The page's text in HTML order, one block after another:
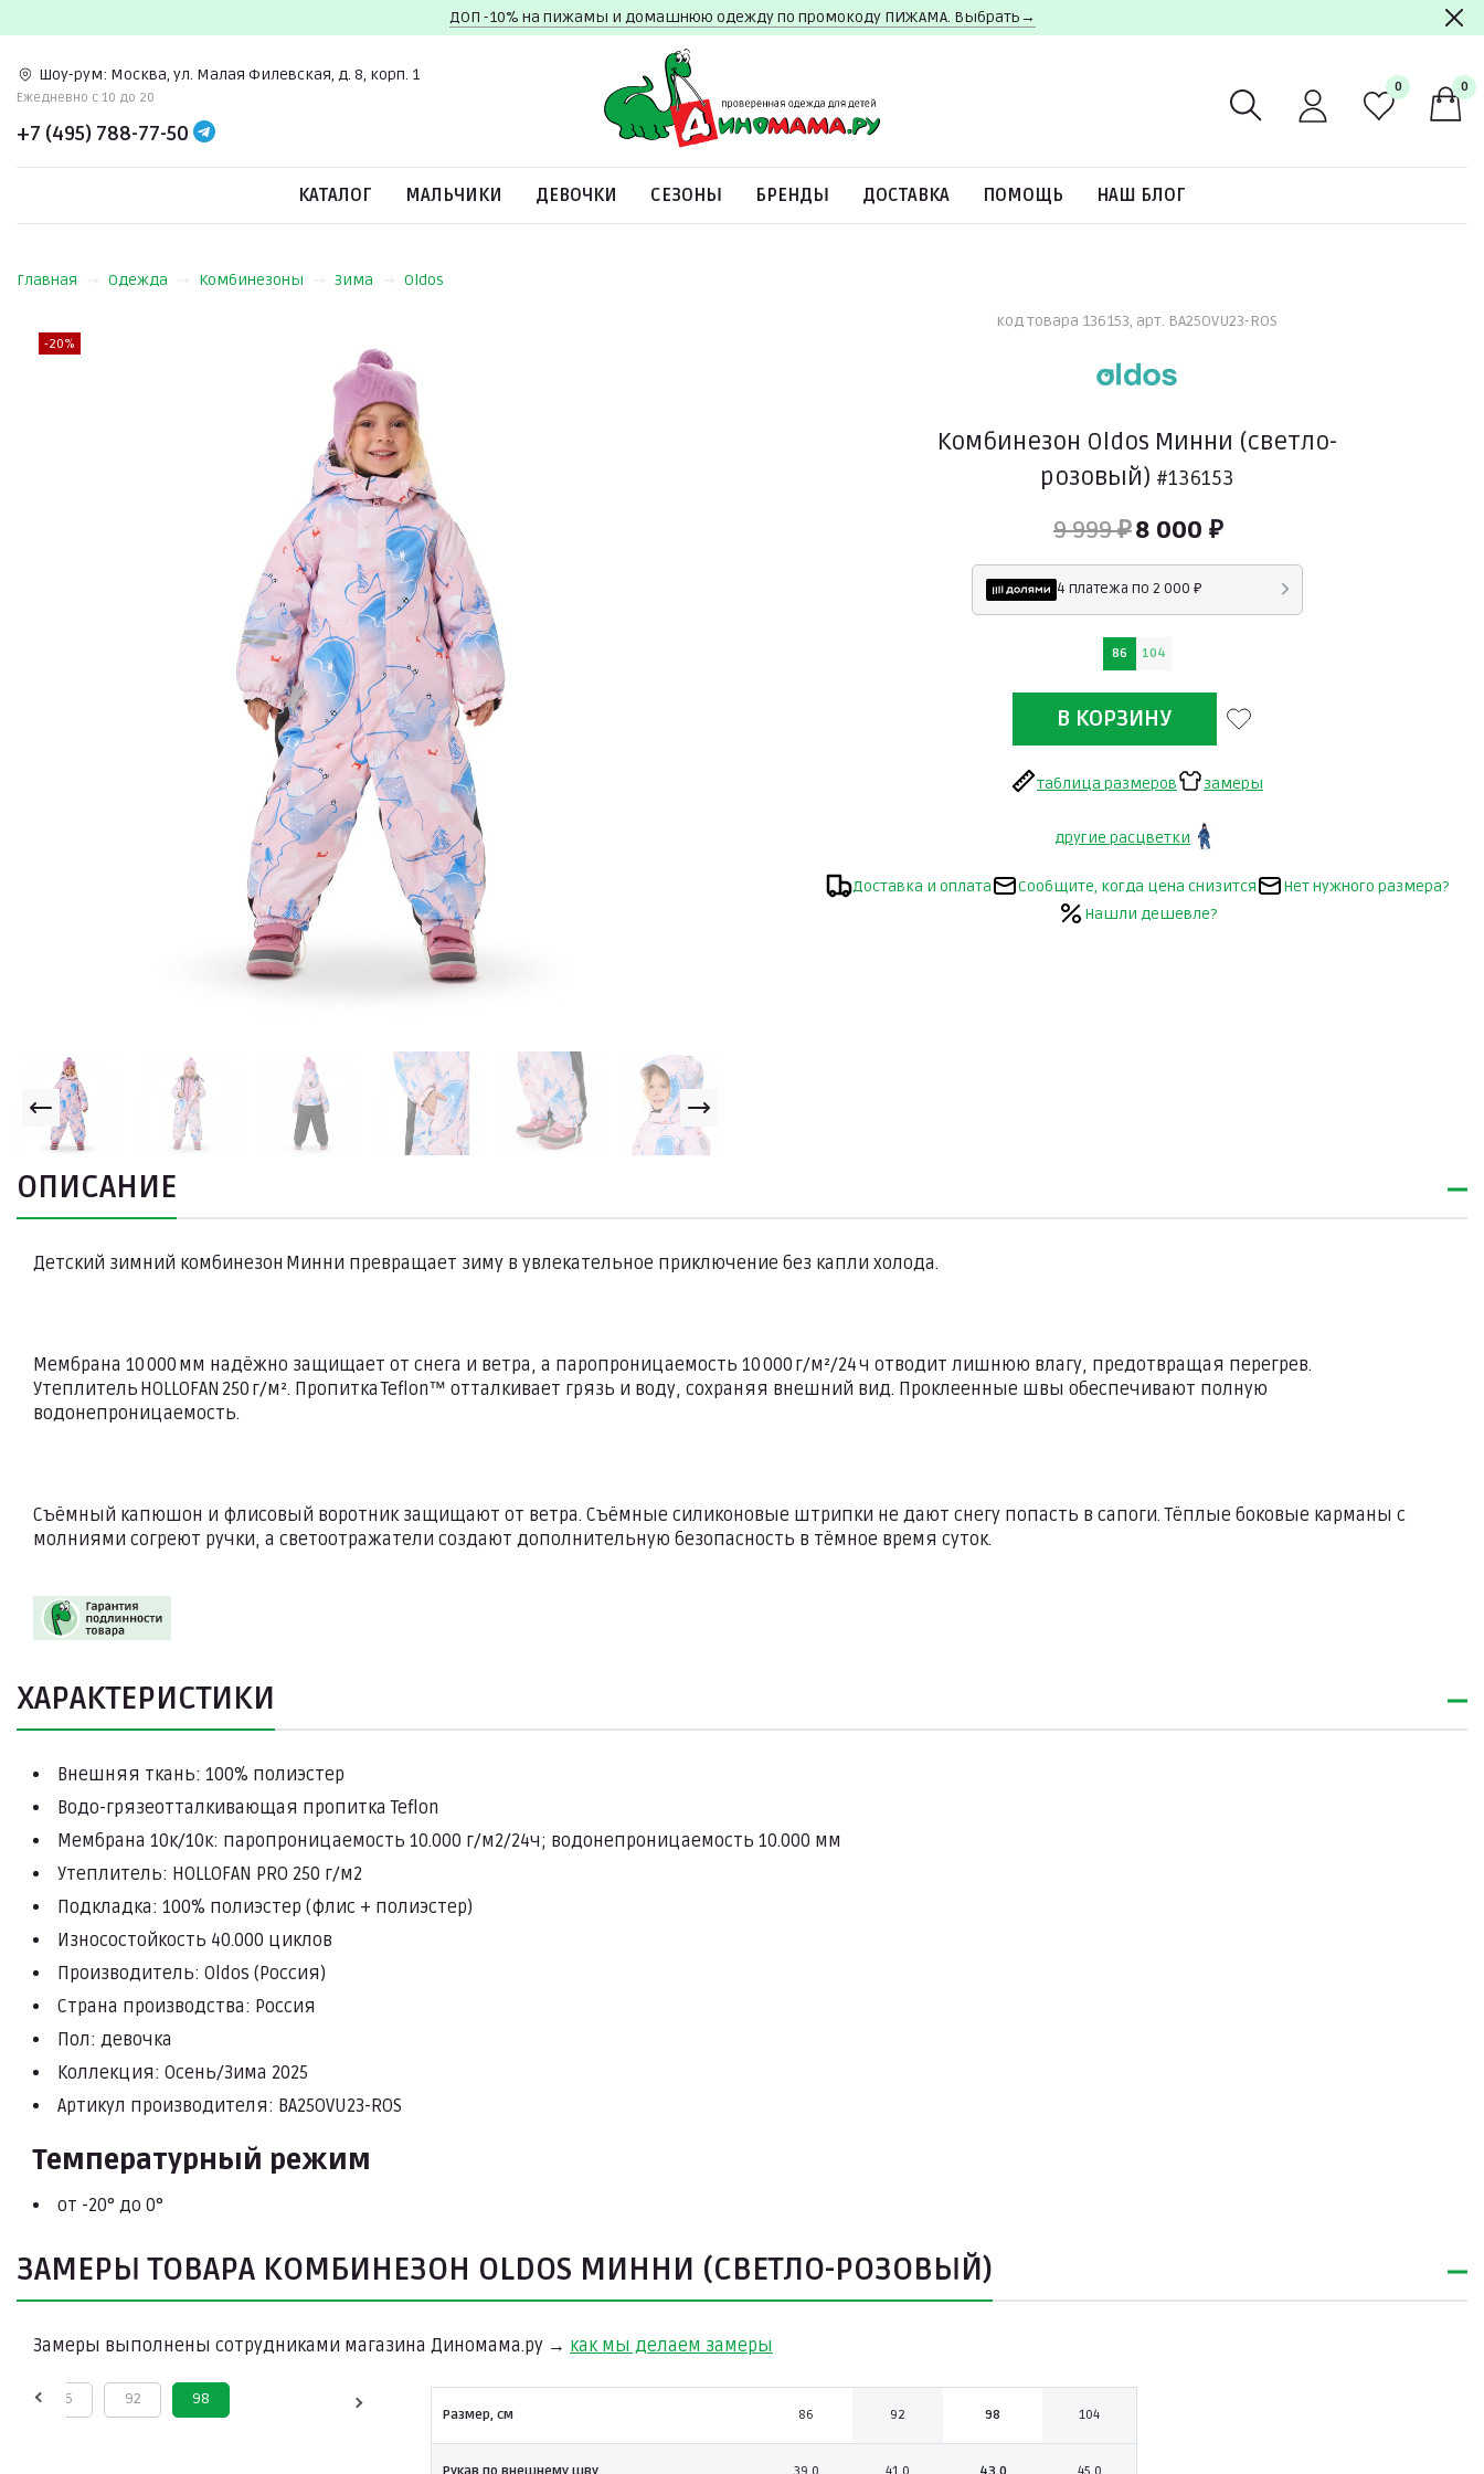
ДОП -10% на пижамы и домашнюю одежду по промокоду ПИЖАМА. Выбрать→
Шоу-рум: Москва, ул. Малая Филевская, д. 8, корп. 1
Ежедневно c 10 до 20
+7 (495) 788-77-50
0 0
КАТАЛОГ МАЛЬЧИКИ ДЕВОЧКИ СЕЗОНЫ БРЕНДЫ ДОСТАВКА ПОМОЩЬ НАШ БЛОГ
Главная Одежда Комбинезоны Зима Oldos
-20%
код товара 136153, арт. BA25OVU23-ROS
Комбинезон Oldos Минни (светло-
розовый) #136153
9 999 ₽8 000 ₽
4 платежа по 2 000 ₽
86 104
таблица размеров замеры
другие расцветки
Доставка и оплата Сообщите, когда цена снизится
Нет нужного размера?
Нашли дешевле?
ОПИСАНИЕ
Детский зимний комбинезон Минни превращает зиму в увлекательное приключение без капли холода.
Мембрана 10 000 мм надёжно защищает от снега и ветра, а паропроницаемость 10 000 г/м²/24 ч отводит лишнюю влагу, предотвращая перегрев.
Утеплитель HOLLOFAN 250 г/м². Пропитка Teflon™ отталкивает грязь и воду, сохраняя внешний вид. Проклеенные швы обеспечивают полную
водонепроницаемость.
Съёмный капюшон и флисовый воротник защищают от ветра. Съёмные силиконовые штрипки не дают снегу попасть в сапоги. Тёплые боковые карманы с
молниями согреют ручки, а светоотражатели создают дополнительную безопасность в тёмное время суток.
ХАРАКТЕРИСТИКИ
Внешняя ткань: 100% полиэстер
Водо-грязеотталкивающая пропитка Teflon
Мембрана 10к/10к: паропроницаемость 10.000 г/м2/24ч; водонепроницаемость 10.000 мм
Утеплитель: HOLLOFAN PRO 250 г/м2
Подкладка: 100% полиэстер (флис + полиэстер)
Износостойкость 40.000 циклов
Производитель: Oldos (Россия)
Страна производства: Россия
Пол: девочка
Коллекция: Осень/Зима 2025
Артикул производителя: BA25OVU23-ROS
Температурный режим
от -20° до 0°
ЗАМЕРЫ ТОВАРА КОМБИНЕЗОН OLDOS МИННИ (СВЕТЛО-РОЗОВЫЙ)
Замеры выполнены сотрудниками магазина Диномама.ру → как мы делаем замеры
86 92 98
Размер, см 86 92 98 104